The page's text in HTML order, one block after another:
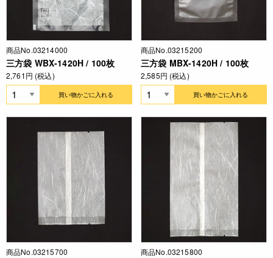
商品No.03214000
三方袋 WBX-1420H / 100枚
2,761円 (税込)
買い物かごに入れる
商品No.03215200
三方袋 MBX-1420H / 100枚
2,585円 (税込)
買い物かごに入れる
商品No.03215700 商品No.03215800